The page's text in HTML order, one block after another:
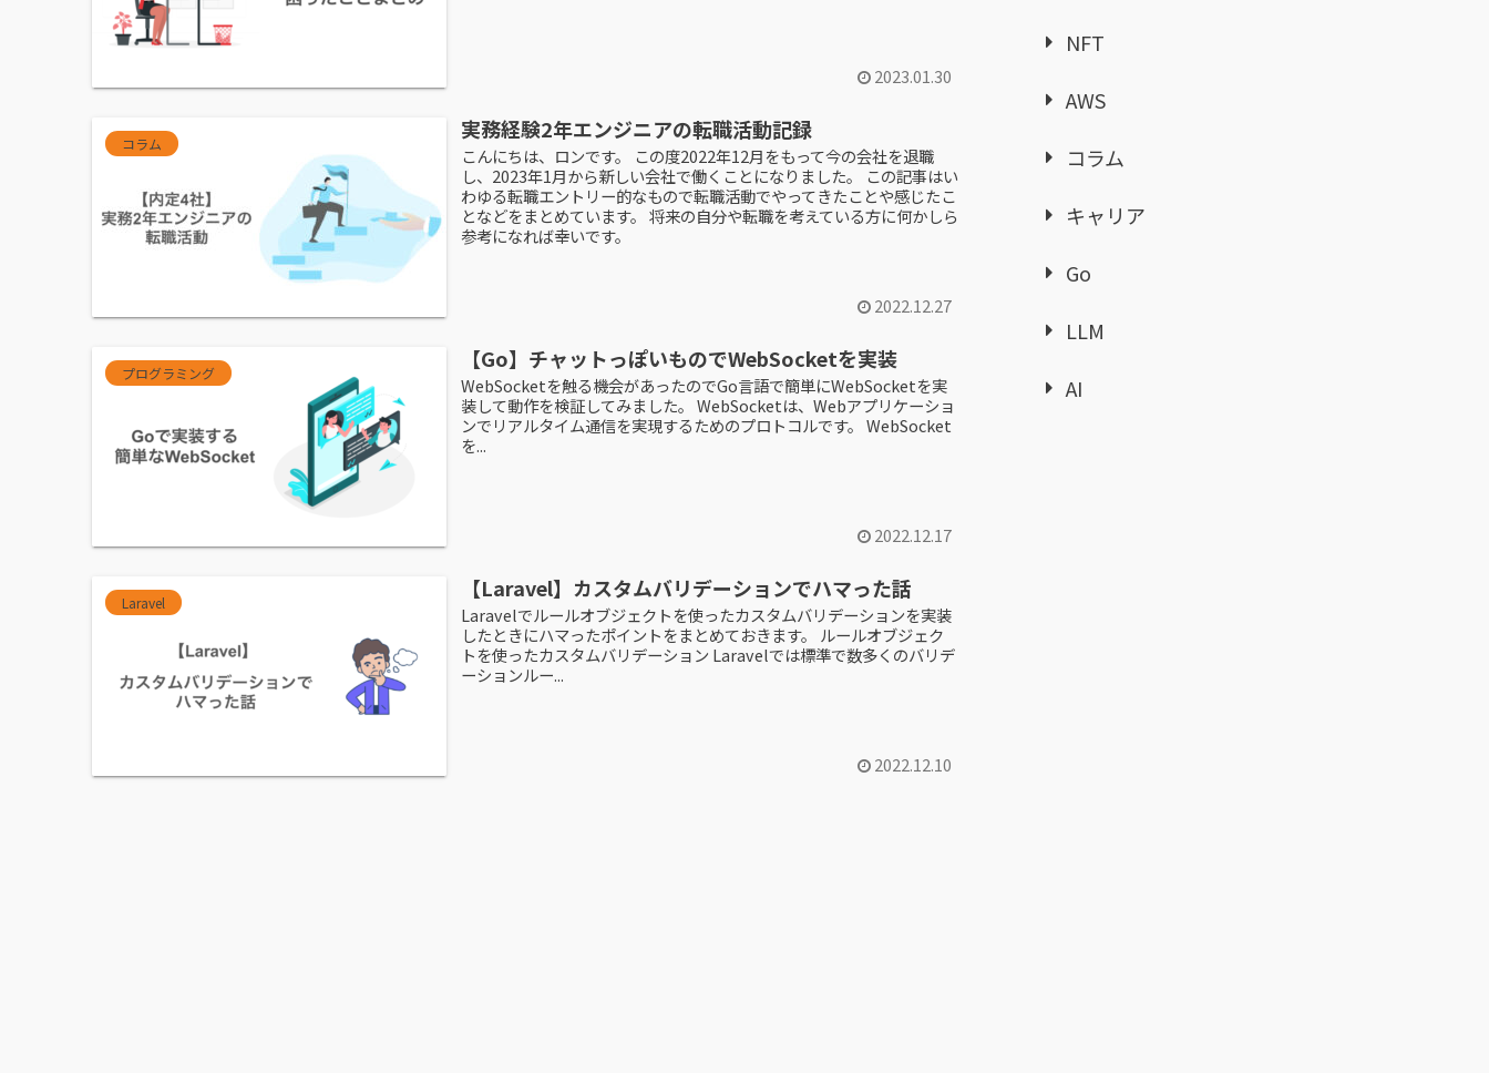
2023.01.30
コラム
実務経験2年エンジニアの転職活動記録
こんにちは、ロンです。 この度2022年12月をもって今の会社を退職
し、2023年1月から新しい会社で働くことになりました。 この記事はい
わゆる転職エントリー的なもので転職活動でやってきたことや感じたこ
となどをまとめています。 将来の自分や転職を考えている方に何かしら
参考になれば幸いです。
2022.12.27
プログラミング
【Go】チャットっぽいものでWebSocketを実装
WebSocketを触る機会があったのでGo言語で簡単にWebSocketを実
装して動作を検証してみました。 WebSocketは、Webアプリケーショ
ンでリアルタイム通信を実現するためのプロトコルです。 WebSocket
を...
2022.12.17
Laravel
【Laravel】カスタムバリデーションでハマった話
Laravelでルールオブジェクトを使ったカスタムバリデーションを実装
したときにハマったポイントをまとめておきます。 ルールオブジェク
トを使ったカスタムバリデーション Laravelでは標準で数多くのバリデ
ーションルー...
2022.12.10
NFT
AWS
コラム
キャリア
Go
LLM
AI